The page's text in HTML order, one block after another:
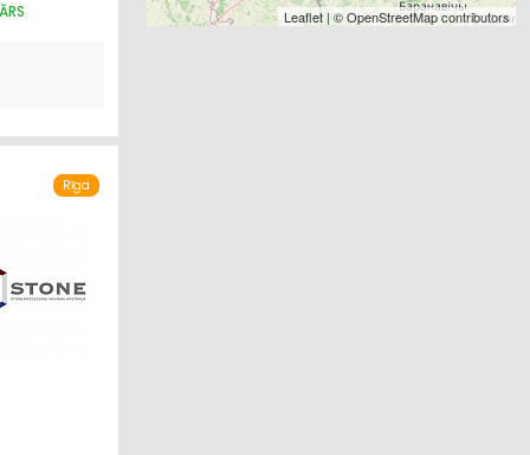
Rīga
Leaflet | ©OpenStreetMapcontributors